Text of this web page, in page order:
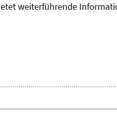
weiterführende